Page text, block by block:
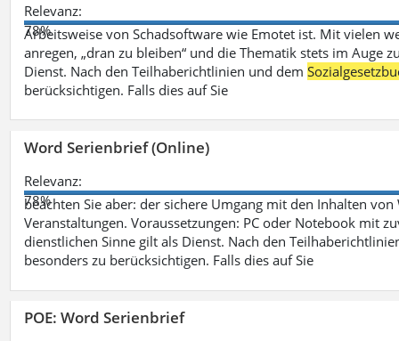
Relevanz:
78%
Arbeitsweise von Schadsoftware wie Emotet ist. Mit vielen
anregen, „dran zu bleiben“ und die Thematik stets im
Dienst. Nach den Teilhaberichtlinien und dem
berücksichtigen. Falls dies auf Sie
Word Serienbrief (Online)
Relevanz:
78%
beachten Sie aber: der sichere Umgang mit den Inhalten
Veranstaltungen. Voraussetzungen: PC oder Notebook mit
dienstlichen Sinne gilt als Dienst. Nach den
besonders zu berücksichtigen. Falls dies auf Sie
POE: Word Serienbrief